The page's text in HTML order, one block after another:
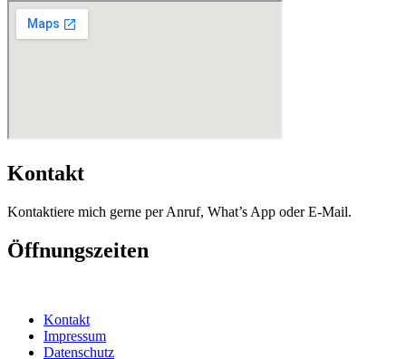
Kontakt
Kontaktiere mich gerne per Anruf, What’s App oder E-Mail.
Öffnungszeiten
Kontakt
Impressum
Datenschutz